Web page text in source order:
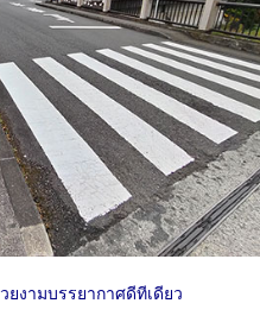
งามบรรยากาศดีทีเดียว